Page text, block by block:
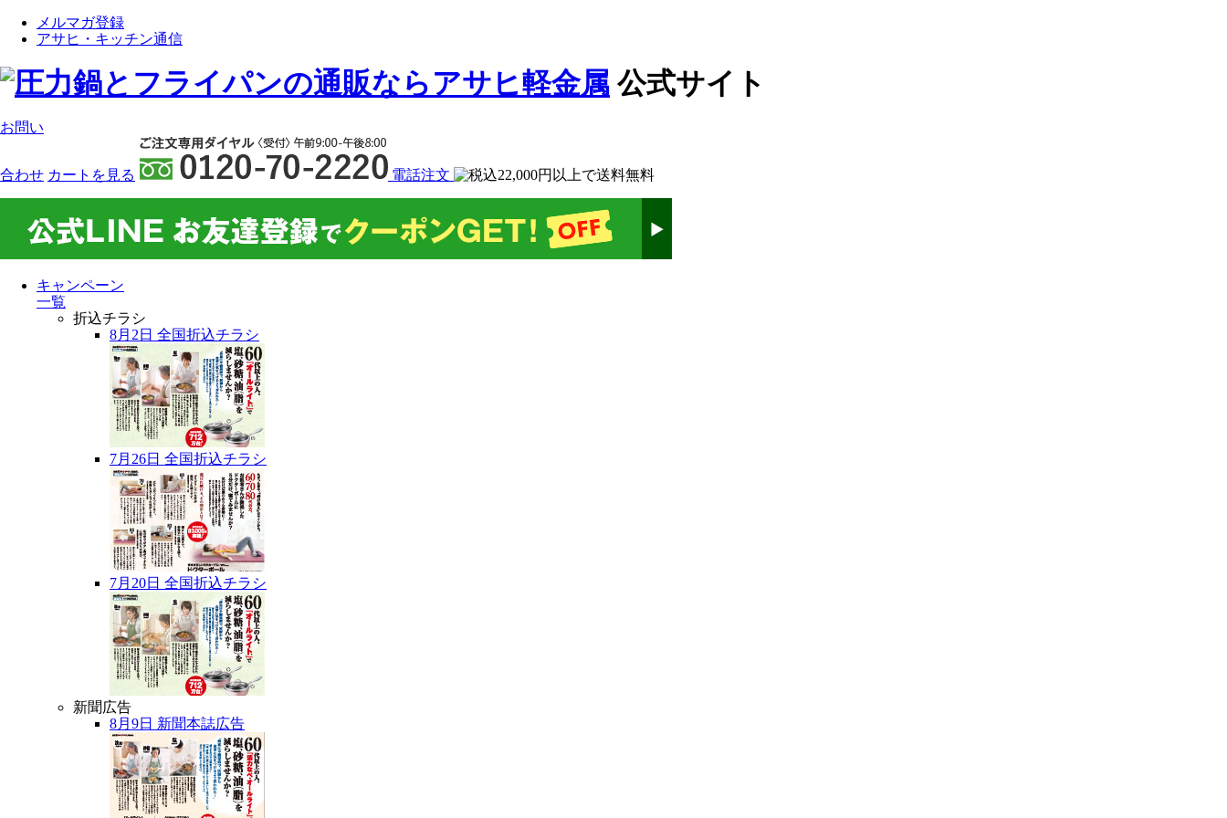
メルマガ登録
アサヒ・キッチン通信
公式サイト
お問い
合わせ カート を見る 電話注文
キャンペーン
一覧
折込チラシ
8月2日 全国折込チラシ
7月26日 全国折込チラシ
7月20日 全国折込チラシ
新聞広告
8月9日 新聞本誌広告